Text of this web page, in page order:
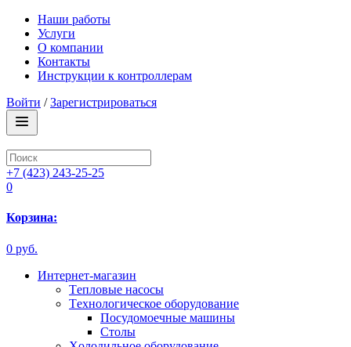
Наши работы
Услуги
О компании
Контакты
Инструкции к контроллерам
Войти /Зарегистрироваться
+7 (423) 243-25-25
0
Корзина:
0 руб.
Интернет-магазин
Tепловые насосы
Tехнологическое оборудование
Посудомоечные машины
Столы